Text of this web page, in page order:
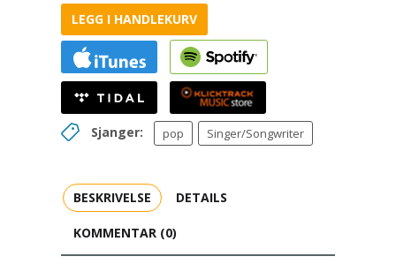
LEGG I HANDLEKURV
Sjanger: pop Singer/Songwriter
BESKRIVELSE DETAILS
KOMMENTAR (0)